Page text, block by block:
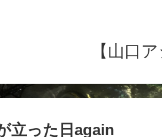
【山口
立った日again